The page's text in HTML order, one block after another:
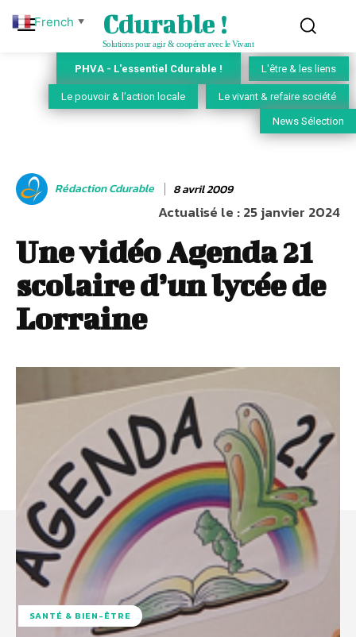
Cdurable !
Solutions pour agir & coopérer avec le Vivant
PHVA - L'essentiel Cdurable ! L'être & les liens
Le pouvoir & l'action locale Le vivant & refaire société
News Sélection
Rédaction Cdurable 8 avril 2009
Actualisé le :25 janvier 2024
Une vidéo Agenda 21
scolaire d’un lycée de
Lorraine
SANTÉ & BIEN-ÊTRE
French ▼